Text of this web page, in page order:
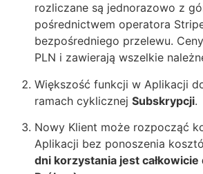
rozliczane są jednorazowo z
pośrednictwem operatora
bezpośredniego przelewu.
PLN i zawierają wszelkie
Większość funkcji w Aplikacji
ramach cyklicznej Subskrypcji.
Nowy Klient może rozpocząć
Aplikacji bez ponoszenia
dni korzystania jest